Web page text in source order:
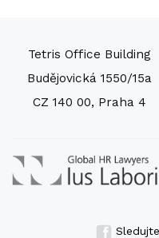
Tetris Office Building
Budějovická 1550/15a
CZ 140 00, Praha 4